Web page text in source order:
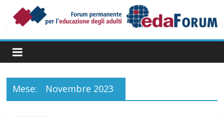
contenuto
Permanente
per
Adulti
Mese: Novembre 2023